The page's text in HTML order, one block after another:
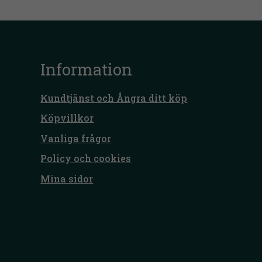
Information
Kundtjänst och Ångra ditt köp
Köpvillkor
Vanliga frågor
Policy och cookies
Mina sidor